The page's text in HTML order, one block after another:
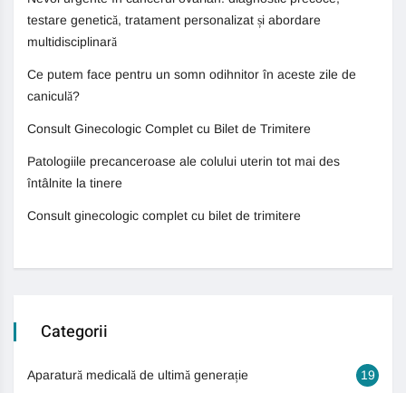
testare genetică, tratament personalizat și abordare
multidisciplinară
Ce putem face pentru un somn odihnitor în aceste zile de
caniculă?
Consult Ginecologic Complet cu Bilet de Trimitere
Patologiile precanceroase ale colului uterin tot mai des
întâlnite la tinere
Consult ginecologic complet cu bilet de trimitere
Categorii
Aparatură medicală de ultimă generație 19